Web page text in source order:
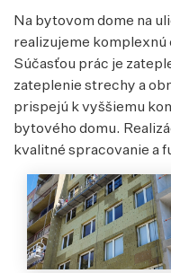
Na bytovom dome na
realizujeme
Súčasťou prác je
zateplenie strechy a
prispejú k vyššiemu
bytového domu.
kvalitné spracovanie a